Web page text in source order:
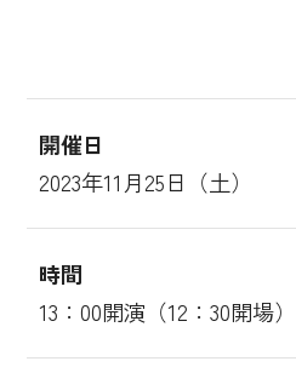
開催日
2023年11月25日（土）
時間
13：00開演（12：30開場